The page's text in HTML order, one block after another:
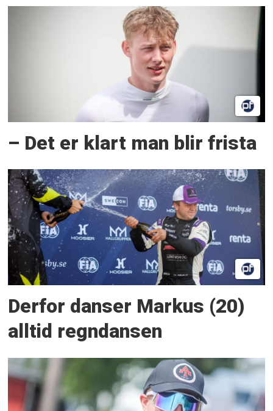
– Det er klart man blir frista
Derfor danser Markus (20)
alltid regndansen